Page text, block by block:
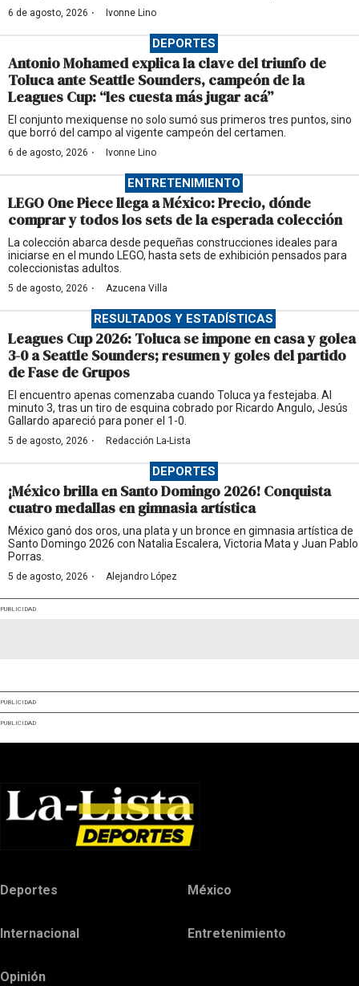
6 de agosto, 2026 · Ivonne Lino
DEPORTES
Antonio Mohamed explica la clave del triunfo de
Toluca ante Seattle Sounders, campeón de la
Leagues Cup: “les cuesta más jugar acá”
El conjunto mexiquense no solo sumó sus primeros tres puntos, sino
que borró del campo al vigente campeón del certamen.
6 de agosto, 2026 · Ivonne Lino
ENTRETENIMIENTO
LEGO One Piece llega a México: Precio, dónde
comprar y todos los sets de la esperada colección
La colección abarca desde pequeñas construcciones ideales para
iniciarse en el mundo LEGO, hasta sets de exhibición pensados para
coleccionistas adultos.
5 de agosto, 2026 · Azucena Villa
RESULTADOS Y ESTADÍSTICAS
Leagues Cup 2026: Toluca se impone en casa y golea
3-0 a Seattle Sounders; resumen y goles del partido
de Fase de Grupos
El encuentro apenas comenzaba cuando Toluca ya festejaba. Al
minuto 3, tras un tiro de esquina cobrado por Ricardo Angulo, Jesús
Gallardo apareció para poner el 1-0.
5 de agosto, 2026 · Redacción La-Lista
DEPORTES
¡México brilla en Santo Domingo 2026! Conquista
cuatro medallas en gimnasia artística
México ganó dos oros, una plata y un bronce en gimnasia artística de
Santo Domingo 2026 con Natalia Escalera, Victoria Mata y Juan Pablo
Porras.
5 de agosto, 2026 · Alejandro López
PUBLICIDAD
PUBLICIDAD
PUBLICIDAD
Deportes México
Internacional Entretenimiento
Opinión